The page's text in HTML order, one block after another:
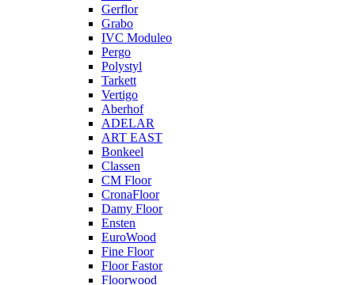
Gerflor
Grabo
IVC Moduleo
Pergo
Polystyl
Tarkett
Vertigo
Aberhof
ADELAR
ART EAST
Bonkeel
Classen
CM Floor
CronaFloor
Damy Floor
Ensten
EuroWood
Fine Floor
Floor Fastor
Floorwood